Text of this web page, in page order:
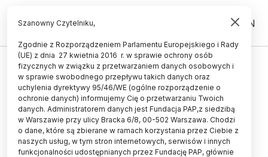
PL EN
HISTORIA I KULTURA
Potwierdzono obronną funkcję
grodziska z epoki żelaza w gminie
Żagań
22.02.2024
aktualizacja: 22.02.2024
3 minuty czytania
Szanowny Czytelniku,
Zgodnie z Rozporządzeniem Parlamentu Europejskiego i Rady
(UE) z dnia 27 kwietnia 2016 r. w sprawie ochrony osób
fizycznych w związku z przetwarzaniem danych osobowych i
w sprawie swobodnego przepływu takich danych oraz
uchylenia dyrektywy 95/46/WE (ogólne rozporządzenie o
ochronie danych) informujemy Cię o przetwarzaniu Twoich
danych. Administratorem danych jest Fundacja PAP,z siedzibą
w Warszawie przy ulicy Bracka 6/8, 00-502 Warszawa. Chodzi
o dane, które są zbierane w ramach korzystania przez Ciebie z
naszych usług, w tym stron internetowych, serwisów i innych
funkcjonalności udostępnianych przez Fundację PAP, głównie